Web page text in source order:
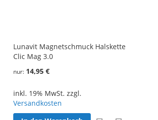
Lunavit Magnetschmuck Halskette
Clic Mag 3.0
nur 14,95 €
inkl. 19% MwSt. zzgl.
Versandkosten